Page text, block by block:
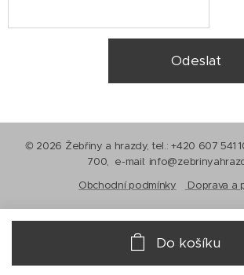
Do košíku
Odeslat
© 2026 Žebřiny a hrazdy, tel.: +420 607 541
700, e-mail:
Obchodní podmínky
Doprava a